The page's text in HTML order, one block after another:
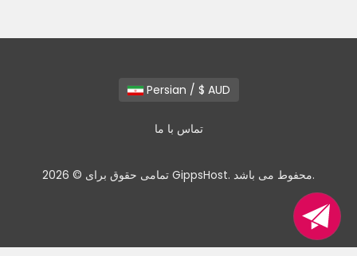
Persian / $ AUD
تماس با ما
تمامی حقوق برای © 2026 GippsHost. محفوط می باشد.